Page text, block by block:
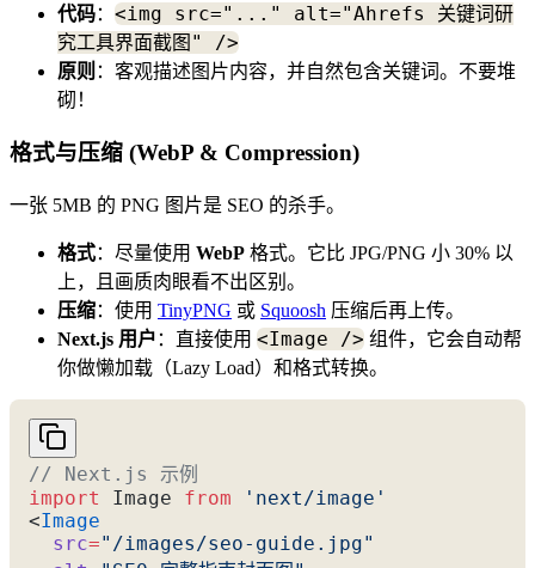
代码： <img src="..." alt="Ahrefs 关键词研
究工具界面截图" />
原则 ：客观描述图片内容，并自然包含关键词。不要堆
砌！
格式与压缩 (WebP & Compression)
一张 5MB 的 PNG 图片是 SEO 的杀手。
格式：尽量使用 WebP 格式。它比 JPG/PNG 小 30% 以
上，且画质肉眼看不出区别。
压缩：使用 TinyPNG 或 Squoosh 压缩后再上传。
Next.js 用户 ：直接使用 <Image /> 组件，它会自动帮
你做懒加载（Lazy Load）和格式转换。
// Next.js 示例
import
Image from 'next/image'
<Image
  src
="/images/seo-guide.jpg"